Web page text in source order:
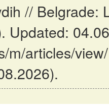
// Belgrade:
Updated:
m/articles/